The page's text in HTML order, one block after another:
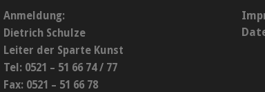
Anmeldung:
Dietrich Schulze
Leiter der Sparte Kunst
Tel: 0521 – 51 66 74 / 77
Fax: 0521 – 51 66 78